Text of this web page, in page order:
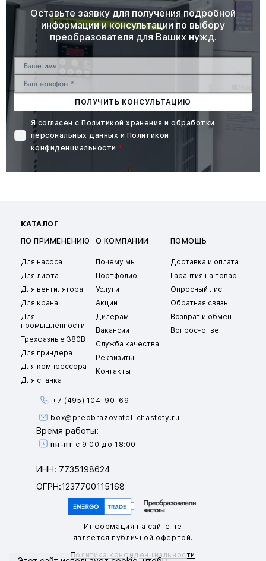
Оставьте заявку для получения подробной
информации и консультации по выбору
преобразователя для Ваших нужд.
ПОЛУЧИТЬ КОНСУЛЬТАЦИЮ
Я согласен сПолитикой хранения и обработки
персональных данных и Политикой
конфиденциальности *
КАТАЛОГ
ПО ПРИМЕНЕНИЮ
Для насоса
Для лифта
Для вентилятора
Для крана
Для
промышленности
Трехфазные 380В
Для гриндера
Для компрессора
Для станка
О КОМПАНИИ
Почему мы
Портфолио
Услуги
Акции
Дилерам
Вакансии
Служба качества
Реквизиты
Контакты
ПОМОЩЬ
Доставка и оплата
Гарантия на товар
Опросный лист
Обратная связь
Возврат и обмен
Вопрос-ответ
+7 (495) 104-90-69
box@preobrazovatel-chastoty.ru
Время работы:
пн-пт с 9:00 до 18:00
ИНН: 7735198624
ОГРН:1237700115168
Информация на сайте не
является публичной офертой.
Политика конфиденциальности